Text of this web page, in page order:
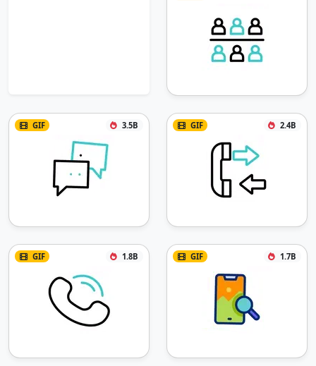
GIF 3.5B GIF 2.4B
GIF 1.8B GIF 1.7B